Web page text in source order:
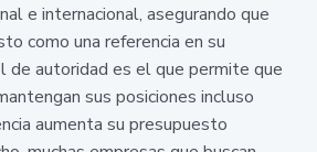
e internacional, asegurando que
como una referencia en su
de autoridad es el que permite que
sus posiciones incluso
aumenta su presupuesto